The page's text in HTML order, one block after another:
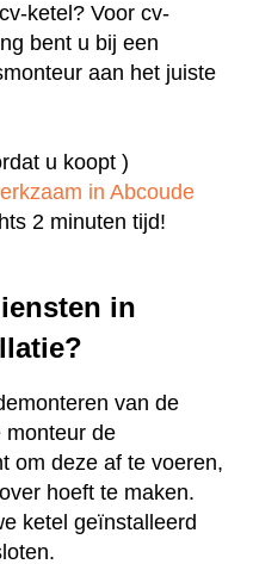
ketel? Voor cv-
bent u bij een
aan het juiste
u koopt )
in Abcoude
2 minuten tijd!
in
van de
monteur de
om deze af te voeren,
hoeft te maken.
ketel geïnstalleerd